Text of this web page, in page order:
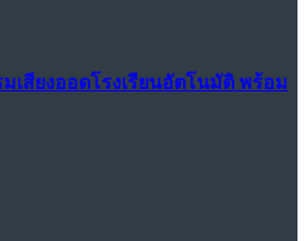
มเสียงออดโรงเรียนอัตโนมัติ พร้อม